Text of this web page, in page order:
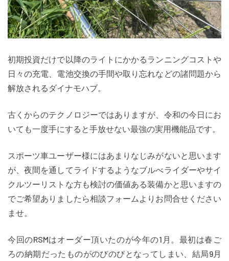
初期投資だけで以降のライトにかかるランニングコストや
日々の充電、電池交換の手間や取り忘れなどの諸問題から
解放されるダイナモハブ。
古くからのテクノロジーではありますが、令和の今日にお
いても一度手にすると手放せない最強の実用機能品です。
スポーツ車ユーザー様にはあまりなじみがないと思います
が、夜間を通してライドするようなブルべライダーやサイ
クルツーリストな方も検討の価値ある装備かと思いますの
でご希望ありましたら相談フォームよりお問合せください
ませ。
今回のRSMはオーダー頂いたのが今年の1月。最初は春ご
ろの納期だったものがのびのびとなってしまい、結局9月